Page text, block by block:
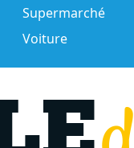
Supermarché
Voiture